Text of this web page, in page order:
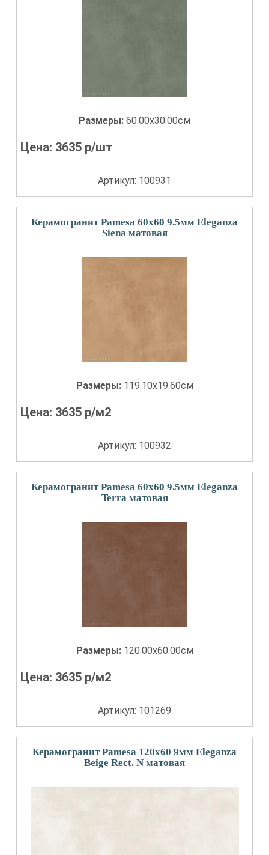
Размеры: 60.00x30.00см
Цена: 3635 р/шт
Артикул: 100931
Керамогранит Pamesa 60x60 9.5мм Eleganza
Siena матовая
Размеры: 119.10x19.60см
Цена: 3635 р/м2
Артикул: 100932
Керамогранит Pamesa 60x60 9.5мм Eleganza
Terra матовая
Размеры: 120.00x60.00см
Цена: 3635 р/м2
Артикул: 101269
Керамогранит Pamesa 120x60 9мм Eleganza
Beige Rect. N матовая